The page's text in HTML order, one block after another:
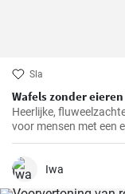
Sla
Wafels zonder eieren
Heerlijke,
voor mensen met een
prachtige alternatief
Iwa